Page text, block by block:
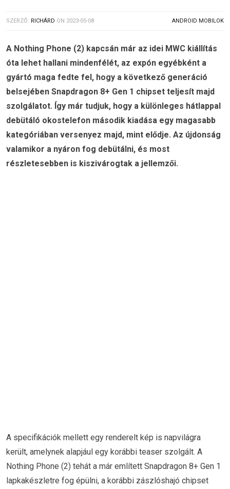
SZERZŐ: RICHÁRD ON 2023-05-08 ANDROID MOBILOK
A Nothing Phone (2) kapcsán már az idei MWC kiállítás
óta lehet hallani mindenfélét, az expón egyébként a
gyártó maga fedte fel, hogy a következő generáció
belsejében Snapdragon 8+ Gen 1 chipset teljesít majd
szolgálatot. Így már tudjuk, hogy a különleges hátlappal
debütáló okostelefon második kiadása egy magasabb
kategóriában versenyez majd, mint elődje. Az újdonság
valamikor a nyáron fog debütálni, és most
részletesebben is kiszivárogtak a jellemzői.
A specifikációk mellett egy renderelt kép is napvilágra
került, amelynek alapjául egy korábbi teaser szolgált. A
Nothing Phone (2) tehát a már említett Snapdragon 8+ Gen 1
lapkakészletre fog épülni, a korábbi zászlóshajó chipset